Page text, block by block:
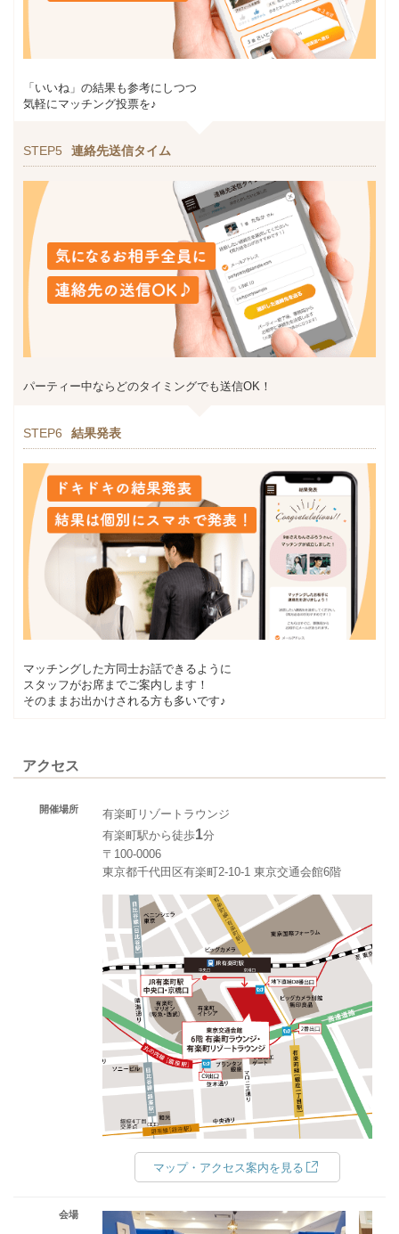
「いいね」の結果も参考にしつつ
気軽にマッチング投票を♪
STEP5 連絡先送信タイム
パーティー中ならどのタイミングでも送信OK！
STEP6 結果発表
マッチングした方同士お話できるように
スタッフがお席までご案内します！
そのままお出かけされる方も多いです♪
アクセス
開催場所
有楽町リゾートラウンジ
有楽町駅から徒歩1分
〒100-0006
東京都千代田区有楽町2-10-1 東京交通会館6階
マップ・アクセス案内を見る
会場